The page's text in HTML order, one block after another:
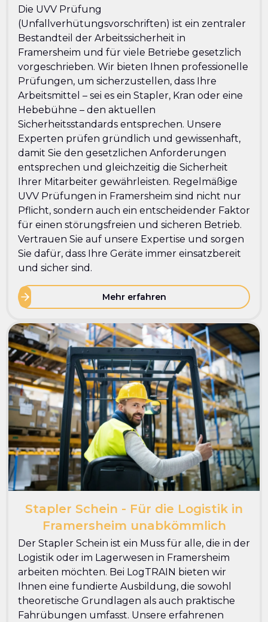
Die UVV Prüfung
(Unfallverhütungsvorschriften) ist ein zentraler
Bestandteil der Arbeitssicherheit in
Framersheim und für viele Betriebe gesetzlich
vorgeschrieben. Wir bieten Ihnen professionelle
Prüfungen, um sicherzustellen, dass Ihre
Arbeitsmittel – sei es ein Stapler, Kran oder eine
Hebebühne – den aktuellen
Sicherheitsstandards entsprechen. Unsere
Experten prüfen gründlich und gewissenhaft,
damit Sie den gesetzlichen Anforderungen
entsprechen und gleichzeitig die Sicherheit
Ihrer Mitarbeiter gewährleisten. Regelmäßige
UVV Prüfungen in Framersheim sind nicht nur
Pflicht, sondern auch ein entscheidender Faktor
für einen störungsfreien und sicheren Betrieb.
Vertrauen Sie auf unsere Expertise und sorgen
Sie dafür, dass Ihre Geräte immer einsatzbereit
und sicher sind.
Mehr erfahren
Stapler Schein - Für die Logistik in
Framersheim unabkömmlich
Der Stapler Schein ist ein Muss für alle, die in der
Logistik oder im Lagerwesen in Framersheim
arbeiten möchten. Bei LogTRAIN bieten wir
Ihnen eine fundierte Ausbildung, die sowohl
theoretische Grundlagen als auch praktische
Fahrübungen umfasst. Unsere erfahrenen